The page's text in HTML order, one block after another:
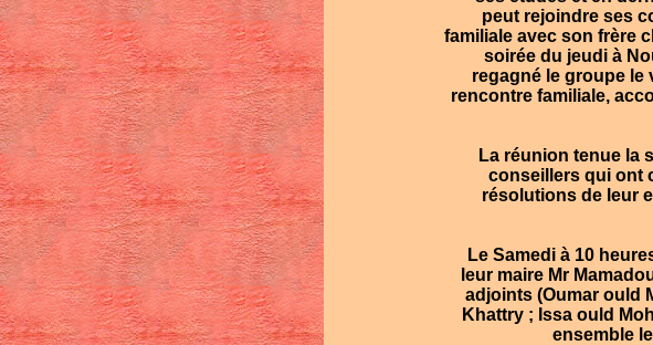
peut rejoindre ses
familiale avec son frère
soirée du jeudi à
regagné le groupe le
rencontre familiale,
La réunion tenue la
conseillers qui ont
résolutions de leur
Le Samedi à 10
leur maire Mr
adjoints (Oumar ould
Khattry ; Issa ould
ensemble